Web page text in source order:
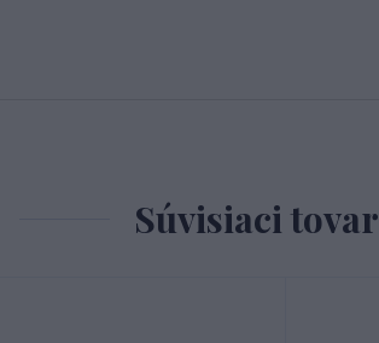
Súvisiaci tovar